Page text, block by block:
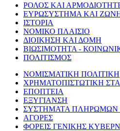
ΡΟΛΟΣ ΚΑΙ
ΕΥΡΩΣΥΣΤΗΜΑ ΚΑΙ
ΙΣΤΟΡΙΑ
ΝΟΜΙΚΟ ΠΛΑΙΣΙΟ
ΔΙΟΙΚΗΣΗ ΚΑΙ ΔΟΜΗ
ΒΙΩΣΙΜΟΤΗΤΑ -
ΠΟΛΙΤΙΣΜΟΣ
ΝΟΜΙΣΜΑΤΙΚΗ ΠΟΛΙΤΙΚΗ
ΧΡΗΜΑΤΟΠΙΣΤΩΤΙΚΗ
ΕΠΟΠΤΕΙΑ
ΕΞΥΓΙΑΝΣΗ
ΣΥΣΤΗΜΑΤΑ ΠΛΗΡΩΜΩΝ
ΑΓΟΡΕΣ
ΦΟΡΕΙΣ ΓΕΝΙΚΗΣ